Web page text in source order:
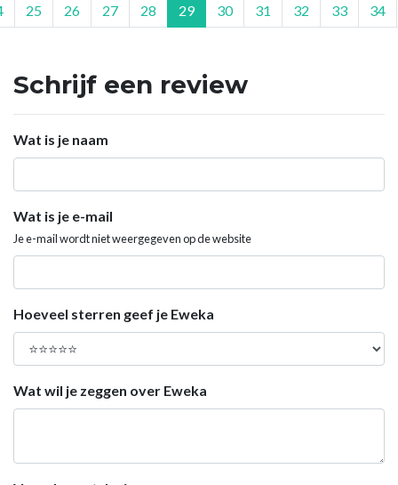
25 26 27 28 29 30 31 32 33 34
Schrijf een review
Wat is je naam
Wat is je e-mail
Je e-mail wordt niet weergegeven op de website
Hoeveel sterren geef je Eweka
Wat wil je zeggen over Eweka